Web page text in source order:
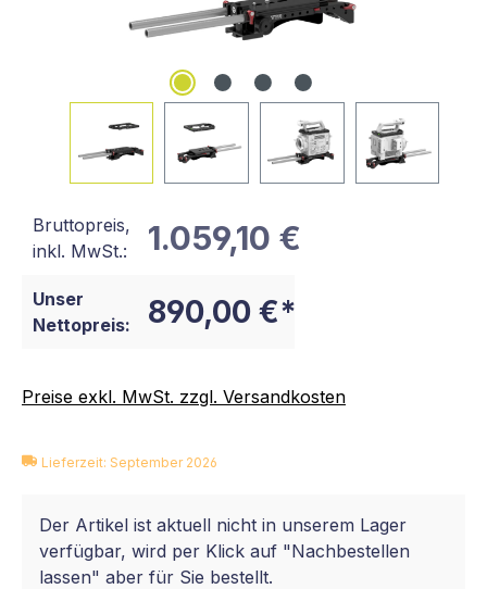
Bruttopreis,
inkl. MwSt.:
1.059,10 €
Unser
Nettopreis:
890,00 €*
Preise exkl. MwSt. zzgl. Versandkosten
Lieferzeit: September 2026
Der Artikel ist aktuell nicht in unserem Lager
verfügbar, wird per Klick auf "Nachbestellen
lassen" aber für Sie bestellt.